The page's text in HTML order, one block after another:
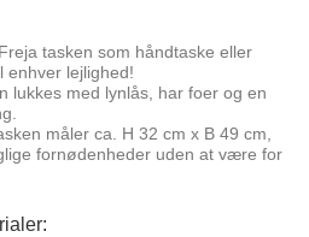
tasken som håndtaske eller
enhver lejlighed!
lukkes med lynlås, har foer og en
måler ca. H 32 cm x B 49 cm,
fornødenheder uden at være for